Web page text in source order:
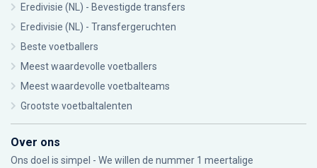
Eredivisie (NL) - Bevestigde transfers
Eredivisie (NL) - Transfergeruchten
Beste voetballers
Meest waardevolle voetballers
Meest waardevolle voetbalteams
Grootste voetbaltalenten
Over ons
Ons doel is simpel - We willen de nummer 1 meertalige